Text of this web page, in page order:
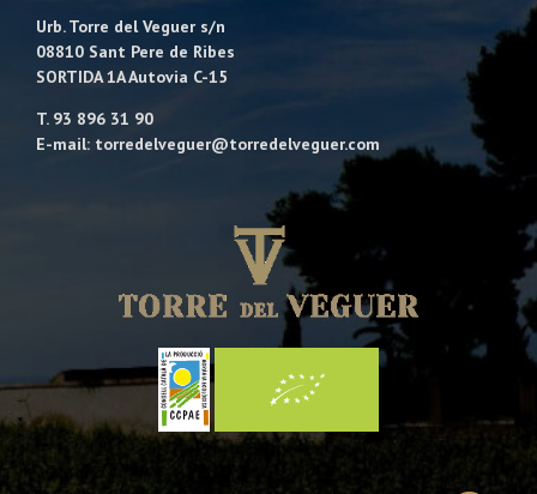
Urb. Torre del Veguer s/n
08810 Sant Pere de Ribes
SORTIDA 1A Autovia C-15
T. 93 896 31 90
E-mail: torredelveguer@torredelveguer.com